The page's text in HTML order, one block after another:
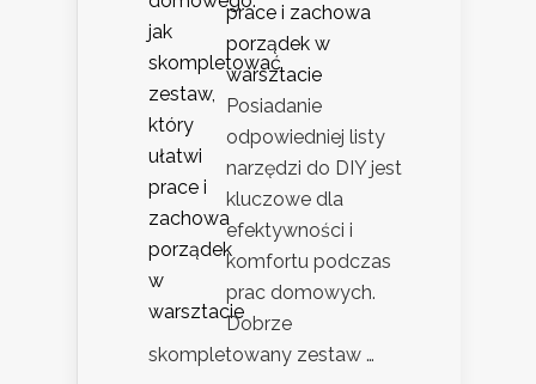
prace i zachowa
porządek w
warsztacie
Posiadanie
odpowiedniej listy
narzędzi do DIY jest
kluczowe dla
efektywności i
komfortu podczas
prac domowych.
Dobrze
skompletowany zestaw …